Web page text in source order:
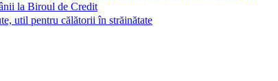
la Biroul de Credit
util pentru călătorii în străinătate